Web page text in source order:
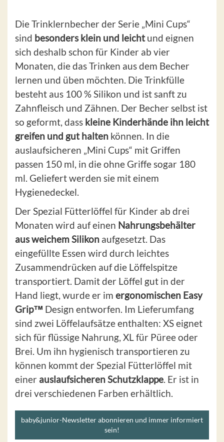
Die Trinklernbecher der Serie „Mini Cups“
sind besonders klein und leichtund eignen
sich deshalb schon für Kinder ab vier
Monaten, die das Trinken aus dem Becher
lernen und üben möchten. Die Trinkfülle
besteht aus 100 % Silikon und ist sanft zu
Zahnfleisch und Zähnen. Der Becher selbst ist
so geformt, dass kleine Kinderhände ihn leicht
greifen und gut halten können. In die
auslaufsicheren „Mini Cups“ mit Griffen
passen 150 ml, in die ohne Griffe sogar 180
ml. Geliefert werden sie mit einem
Hygienedeckel.
Der Spezial Fütterlöffel für Kinder ab drei
Monaten wird auf einen Nahrungsbehälter
aus weichem Silikon aufgesetzt. Das
eingefüllte Essen wird durch leichtes
Zusammendrücken auf die Löffelspitze
transportiert. Damit der Löffel gut in der
Hand liegt, wurde er im ergonomischen Easy
Grip™ Design entworfen. Im Lieferumfang
sind zwei Löffelaufsätze enthalten: XS eignet
sich für flüssige Nahrung, XL für Püree oder
Brei. Um ihn hygienisch transportieren zu
können kommt der Spezial Fütterlöffel mit
einer auslaufsicheren Schutzklappe. Er ist in
drei verschiedenen Farben erhältlich.
baby&junior-Newsletter abonnieren und immer informiert
sein!